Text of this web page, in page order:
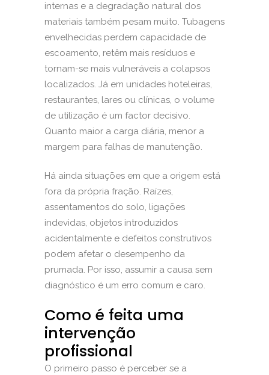
internas e a degradação natural dos
materiais também pesam muito. Tubagens
envelhecidas perdem capacidade de
escoamento, retêm mais resíduos e
tornam-se mais vulneráveis a colapsos
localizados. Já em unidades hoteleiras,
restaurantes, lares ou clínicas, o volume
de utilização é um factor decisivo.
Quanto maior a carga diária, menor a
margem para falhas de manutenção.
Há ainda situações em que a origem está
fora da própria fração. Raízes,
assentamentos do solo, ligações
indevidas, objetos introduzidos
acidentalmente e defeitos construtivos
podem afetar o desempenho da
prumada. Por isso, assumir a causa sem
diagnóstico é um erro comum e caro.
Como é feita uma
intervenção
profissional
O primeiro passo é perceber se a